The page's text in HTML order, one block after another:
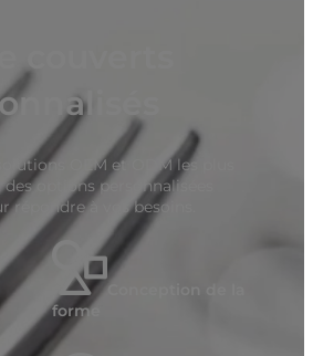
OEM et ODM les plus
des options personnalisées
répondre à vos besoins.
Conception de la
forme